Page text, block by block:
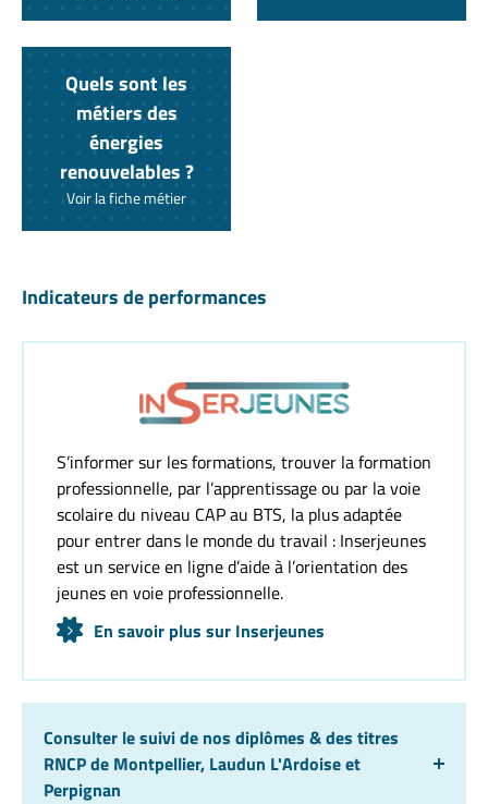
Quels sont les
métiers des
énergies
renouvelables ?
Voir la fiche métier
Indicateurs de performances
S’informer sur les formations, trouver la formation
professionnelle, par l’apprentissage ou par la voie
scolaire du niveau CAP au BTS, la plus adaptée
pour entrer dans le monde du travail : Inserjeunes
est un service en ligne d’aide à l’orientation des
jeunes en voie professionnelle.
En savoir plus sur Inserjeunes
Consulter le suivi de nos diplômes & des titres
RNCP de Montpellier, Laudun L'Ardoise et
Perpignan